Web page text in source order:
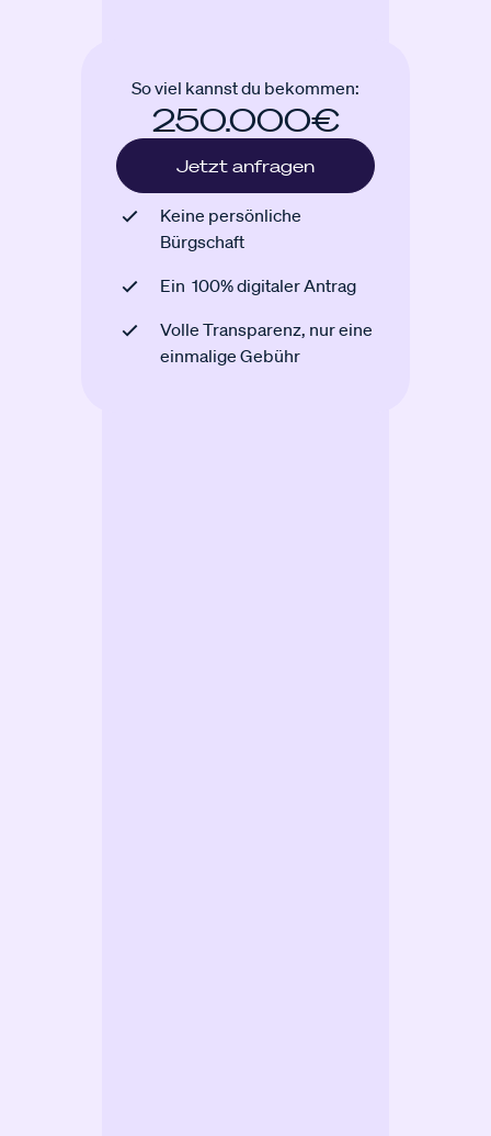
So viel kannst du bekommen:
250.000€
Jetzt anfragen
Keine persönliche
Bürgschaft
Ein 100% digitaler Antrag
Volle Transparenz, nur eine
einmalige Gebühr